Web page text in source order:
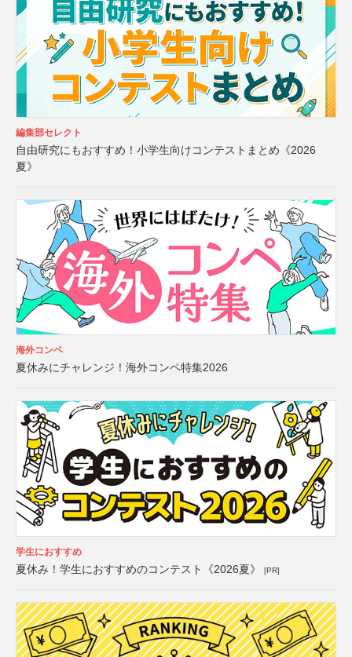
編集部セレクト
自由研究にもおすすめ！小学生向けコンテストまとめ《2026
夏》
海外コンペ
夏休みにチャレンジ！海外コンペ特集2026
学生におすすめ
夏休み！学生におすすめのコンテスト《2026夏》 [PR]